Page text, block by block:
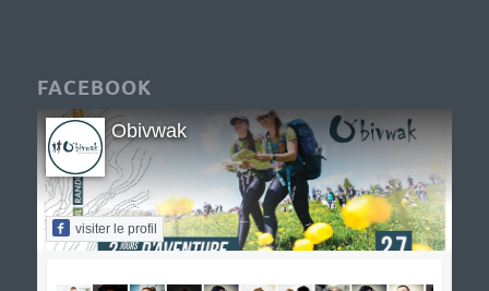
FACEBOOK
Obivwak
visiter le profil